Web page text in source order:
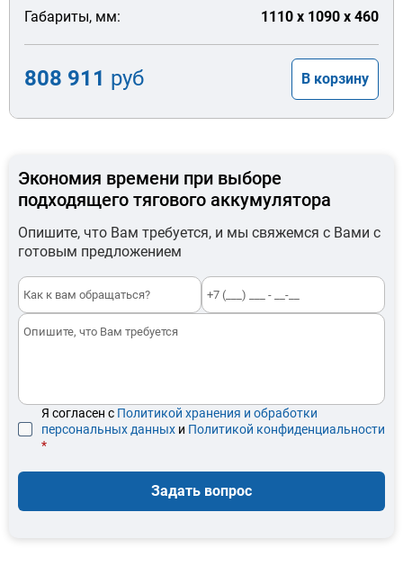
Габариты, мм:
1110 x 1090 x 460
808 911 руб В корзину
Экономия времени при выборе
подходящего тягового аккумулятора
Опишите, что Вам требуется, и мы свяжемся с Вами с
готовым предложением
Я согласен с Политикой хранения и обработки
персональных данных и Политикой конфиденциальности
*
Задать вопрос